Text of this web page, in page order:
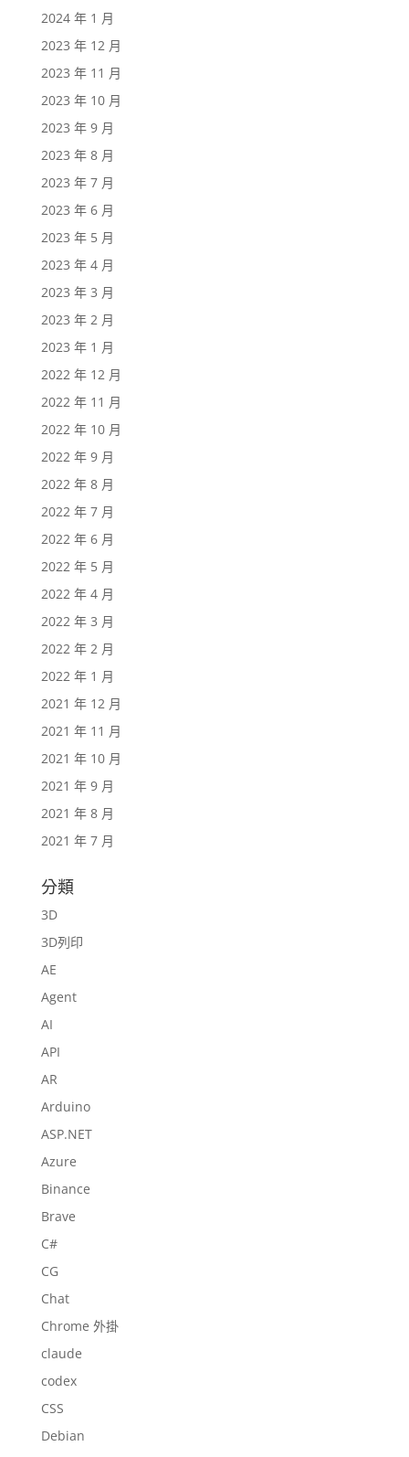
2024 年 1 月
2023 年 12 月
2023 年 11 月
2023 年 10 月
2023 年 9 月
2023 年 8 月
2023 年 7 月
2023 年 6 月
2023 年 5 月
2023 年 4 月
2023 年 3 月
2023 年 2 月
2023 年 1 月
2022 年 12 月
2022 年 11 月
2022 年 10 月
2022 年 9 月
2022 年 8 月
2022 年 7 月
2022 年 6 月
2022 年 5 月
2022 年 4 月
2022 年 3 月
2022 年 2 月
2022 年 1 月
2021 年 12 月
2021 年 11 月
2021 年 10 月
2021 年 9 月
2021 年 8 月
2021 年 7 月
分類
3D
3D列印
AE
Agent
AI
API
AR
Arduino
ASP.NET
Azure
Binance
Brave
C#
CG
Chat
Chrome 外掛
claude
codex
CSS
Debian